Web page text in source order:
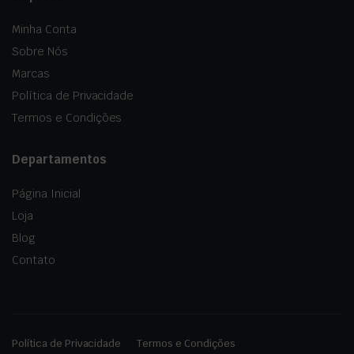
Minha Conta
Sobre Nós
Marcas
Política de Privacidade
Termos e Condições
Departamentos
Página Inicial
Loja
Blog
Contato
Política de Privacidade Termos e Condições